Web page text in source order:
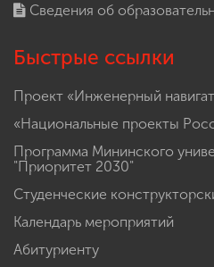
Сведения об
Быстрые ссылки
Проект «Инженерный
«Национальные проекты
Программа Мининского
"Приоритет 2030"
Студенческие
Календарь мероприятий
Абитуриенту